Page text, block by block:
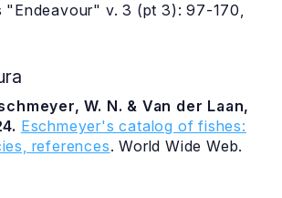
"Endeavour" v. 3 (pt 3): 97-170,
W. N. & Van der Laan,
Eschmeyer's catalog of fishes:
references. World Wide Web.